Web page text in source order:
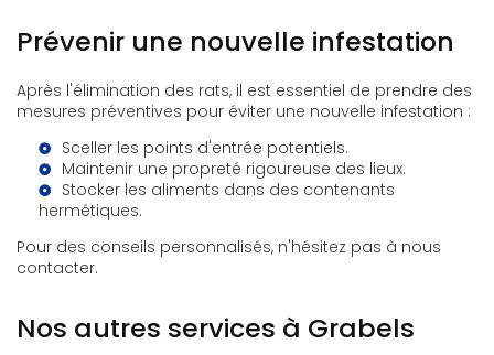
Prévenir une nouvelle infestation
Après l'élimination des rats, il est essentiel de prendre des
mesures préventives pour éviter une nouvelle infestation :
Sceller les points d'entrée potentiels.
Maintenir une propreté rigoureuse des lieux.
Stocker les aliments dans des contenants
hermétiques.
Pour des conseils personnalisés, n'hésitez pas à nous
contacter.
Nos autres services à Grabels